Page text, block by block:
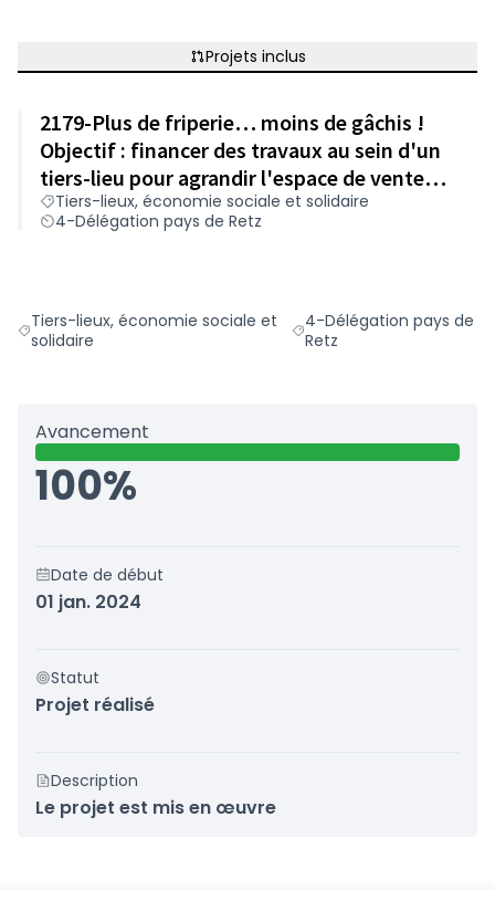
Projets inclus
2179-Plus de friperie… moins de gâchis !
Objectif : financer des travaux au sein d'un
tiers-lieu pour agrandir l'espace de vente
dédié à la friperie
Tiers-lieux, économie sociale et solidaire
4-Délégation pays de Retz
Filtrer les résultats du défi principal : Tiers-lieux, économie
Tiers-lieux, économie sociale et
solidaire
Filtrer les résultats pour
4-Délégation pays de
Retz
Avancement
100%
Date de début
01 jan. 2024
Statut
Projet réalisé
Description
Le projet est mis en œuvre